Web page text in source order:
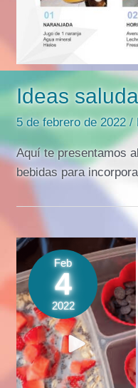
Ideas
5 de febrero de 2022 /
Aquí te presentamos
bebidas para
Feb
4
2022